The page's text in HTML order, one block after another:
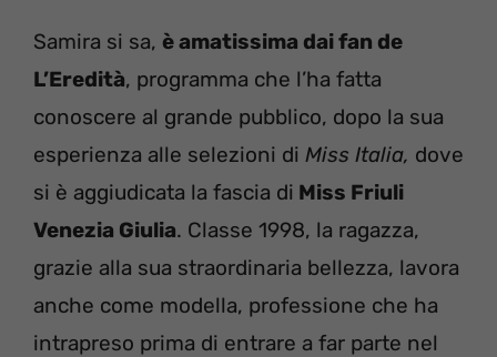
Samira si sa, è amatissima dai fan de
L’Eredità, programma che l’ha fatta
conoscere al grande pubblico, dopo la sua
esperienza alle selezioni di Miss Italia, dove
si è aggiudicata la fascia di Miss Friuli
Venezia Giulia. Classe 1998, la ragazza,
grazie alla sua straordinaria bellezza, lavora
anche come modella, professione che ha
intrapreso prima di entrare a far parte nel